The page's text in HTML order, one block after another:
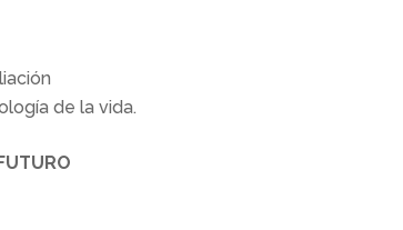
de la vida.